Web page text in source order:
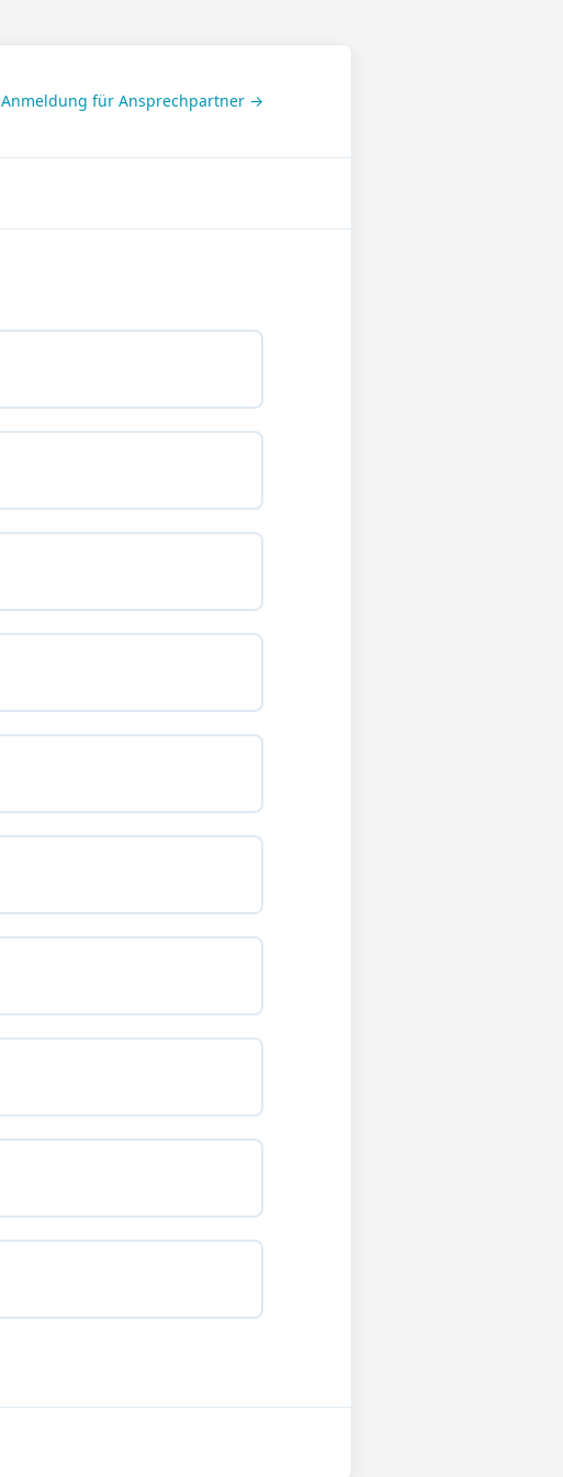
Anmeldung für Ansprechpartner →